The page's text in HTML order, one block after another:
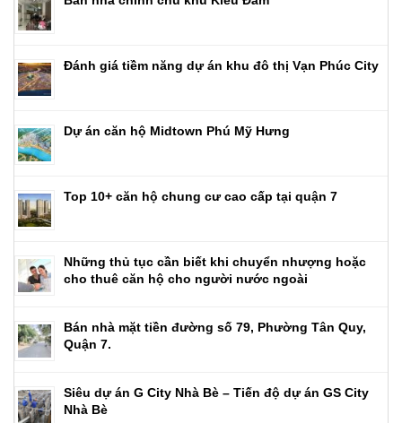
Đánh giá tiềm năng dự án khu đô thị Vạn Phúc City
Dự án căn hộ Midtown Phú Mỹ Hưng
Top 10+ căn hộ chung cư cao cấp tại quận 7
Những thủ tục cần biết khi chuyển nhượng hoặc
cho thuê căn hộ cho người nước ngoài
Bán nhà mặt tiền đường số 79, Phường Tân Quy,
Quận 7.
Siêu dự án G City Nhà Bè – Tiến độ dự án GS City
Nhà Bè